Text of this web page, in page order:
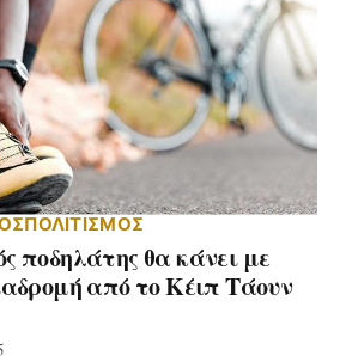
ΠΟΛΙΤΙΣΜΟΣ
ποδηλάτης θα κάνει με
από το Κέιπ Τάουν